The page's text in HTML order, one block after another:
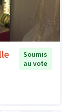
Soumis
au vote